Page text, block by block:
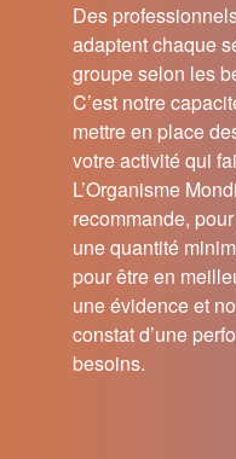
Des
adaptent chaque
groupe selon les
C’est notre
mettre en place
votre activité qui
L’Organisme
recommande,
une quantité
pour être en
une évidence et
constat d’une
besoins.